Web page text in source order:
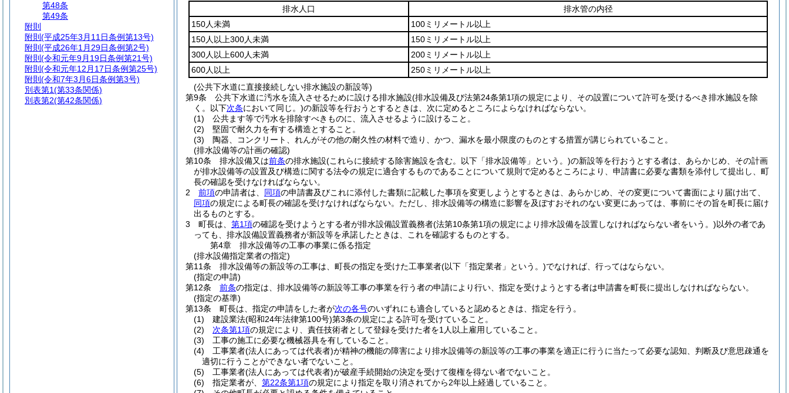
排水人口
排水管の内径
150人未満
100ミリメートル以上
150人以上300人未満
150ミリメートル以上
300人以上600人未満
200ミリメートル以上
600人以上
250ミリメートル以上
(公共下水道に直接接続しない排水施設の新設等)
第9条
公共下水道に汚水を流入させるために設ける排水施設(排水設備及び法第24条第1項の規定により、その設置について許可を受けるべき排水施設を除
く。以下次条において同じ。)の新設等を行おうとするときは、次に定めるところによらなければならない。
(1)
公共ます等で汚水を排除すべきものに、流入させるように設けること。
(2)
堅固で耐久力を有する構造とすること。
(3)
陶器、コンクリート、れんがその他の耐久性の材料で造り、かつ、漏水を最小限度のものとする措置が講じられていること。
(排水設備等の計画の確認)
第10条
排水設備又は前条の排水施設(これらに接続する除害施設を含む。以下「排水設備等」という。)の新設等を行おうとする者は、あらかじめ、その計画
が排水設備等の設置及び構造に関する法令の規定に適合するものであることについて規則で定めるところにより、申請書に必要な書類を添付して提出し、町
長の確認を受けなければならない。
2
前項の申請者は、 同項の申請書及びこれに添付した書類に記載した事項を変更しようとするときは、あらかじめ、その変更について書面により届け出て、
同項の規定による町長の確認を受けなければならない。 ただし、排水設備等の構造に影響を及ぼすおそれのない変更にあっては、事前にその旨を町長に届け
出るものとする。
3
町長は、 第1項の確認を受けようとする者が排水設備設置義務者(法第10条第1項の規定により排水設備を設置しなければならない者をいう。)以外の者であ
っても、排水設備設置義務者が新設等を承諾したときは、これを確認するものとする。
第4章
排水設備等の工事の事業に係る指定
(排水設備指定業者の指定)
第11条
排水設備等の新設等の工事は、町長の指定を受けた工事業者(以下「指定業者」という。)でなければ、行ってはならない。
(指定の申請)
第12条
前条の指定は、排水設備等の新設等工事の事業を行う者の申請により行い、指定を受けようとする者は申請書を町長に提出しなければならない。
(指定の基準)
第13条
町長は、指定の申請をした者が次の各号のいずれにも適合していると認めるときは、指定を行う。
(1)
建設業法(昭和24年法律第100号)第3条の規定による許可を受けていること。
(2)
次条第1項の規定により、責任技術者として登録を受けた者を1人以上雇用していること。
(3)
工事の施工に必要な機械器具を有していること。
(4)
工事業者(法人にあっては代表者)が精神の機能の障害により排水設備等の新設等の工事の事業を適正に行うに当たって必要な認知、判断及び意思疎通を
適切に行うことができない者でないこと。
(5)
工事業者(法人にあっては代表者)が破産手続開始の決定を受けて復権を得ない者でないこと。
(6)
指定業者が、 第22条第1項の規定により指定を取り消されてから2年以上経過していること。
第48条
第49条
附則
附則 (平成25年3月11日条例第13号)
附則 (平成26年1月29日条例第2号)
附則 (令和元年9月19日条例第21号)
附則 (令和元年12月17日条例第25号)
附則 (令和7年3月6日条例第3号)
別表第1(第33条関係)
別表第2(第42条関係)